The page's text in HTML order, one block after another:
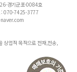
경기군포-0084호
: 070-7425-3777
상업적 목적으로 전재,전송,